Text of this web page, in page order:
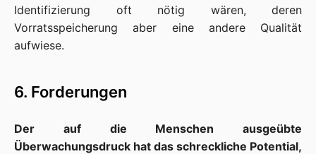
Identifizierung oft nötig wären, deren
Vorratsspeicherung aber eine andere Qualität
aufwiese.
6. Forderungen
Der auf die Menschen ausgeübte
Überwachungsdruck hat das schreckliche Potential,